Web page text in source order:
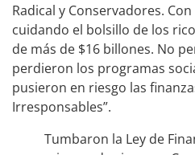
Radical y Conservadores.
cuidando el bolsillo de los
de más de $16 billones. No
perdieron los programas
pusieron en riesgo las
Irresponsables”.
Tumbaron la Ley de